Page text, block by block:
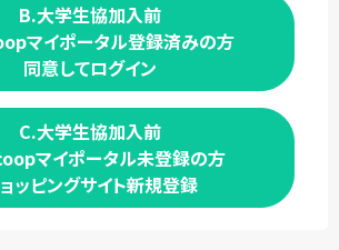
B.大学生協加入前
マイポータル登録済みの方
同意してログイン
C.大学生協加入前
マイポータル未登録の方
ッピングサイト新規登録